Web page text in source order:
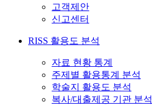
고객제안
신고센터
RISS 활용도 분석
자료 현황 통계
주제별 활용통계 분석
학술지 활용도 분석
복사/대출제공 기관 분석